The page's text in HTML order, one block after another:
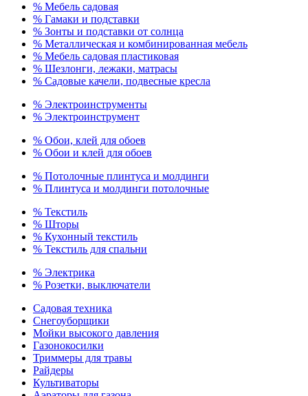
% Мебель садовая
% Гамаки и подставки
% Зонты и подставки от солнца
% Металлическая и комбинированная мебель
% Мебель садовая пластиковая
% Шезлонги, лежаки, матрасы
% Садовые качели, подвесные кресла
% Электроинструменты
% Электроинструмент
% Обои, клей для обоев
% Обои и клей для обоев
% Потолочные плинтуса и молдинги
% Плинтуса и молдинги потолочные
% Текстиль
% Шторы
% Кухонный текстиль
% Текстиль для спальни
% Электрика
% Розетки, выключатели
Садовая техника
Снегоуборщики
Мойки высокого давления
Газонокосилки
Триммеры для травы
Райдеры
Культиваторы